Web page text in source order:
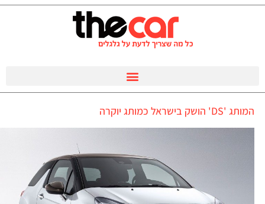
המותג 'DS' הושק בישראל כמותג יוקרה